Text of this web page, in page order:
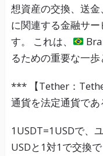
想資産の交換、送
に関連する金融サ
す。 これは、
るための重要な一歩
*** 【Tether：
通貨を法定通貨であ
1USDT=1USDで、
USDと1対1で交換